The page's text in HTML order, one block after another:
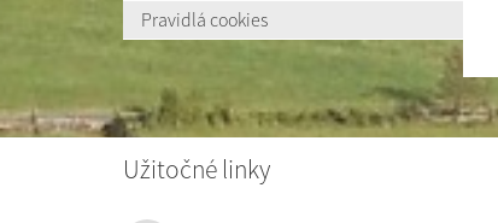
Pravidlá cookies
Užitočné linky